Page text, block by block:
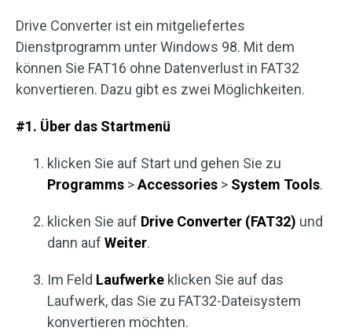
Drive Converter ist ein mitgeliefertes
Dienstprogramm unter Windows 98. Mit dem
können Sie FAT16 ohne Datenverlust in FAT32
konvertieren. Dazu gibt es zwei Möglichkeiten.
#1. Über das Startmenü
klicken Sie auf Start und gehen Sie zu
Programms >Accessories > System Tools.
klicken Sie auf Drive Converter (FAT32) und
dann auf Weiter.
Im Feld Laufwerke klicken Sie auf das
Laufwerk, das Sie zu FAT32-Dateisystem
konvertieren möchten.